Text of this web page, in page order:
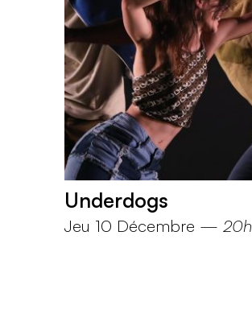
Underdogs
Jeu 10 Décembre — 20h